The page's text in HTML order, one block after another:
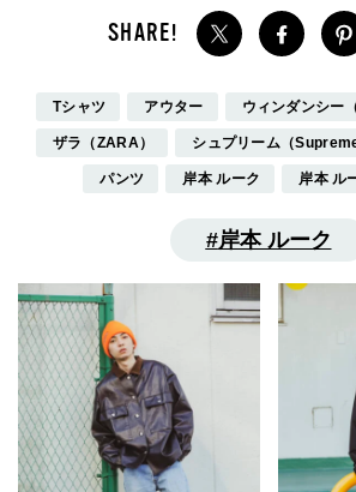
Tシャツ アウター ウィンダンシー
ザラ（ZARA） シュプリーム（Supreme
パンツ 岸本 ルーク 岸本 ル
岸本 ルーク